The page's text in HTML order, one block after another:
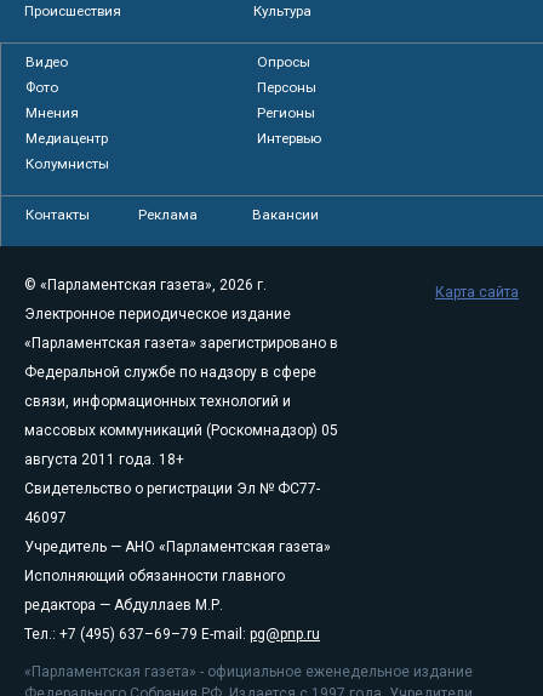
Происшествия
Культура
Видео
Опросы
Фото
Персоны
Мнения
Регионы
Медиацентр
Интервью
Колумнисты
Контакты Реклама Вакансии
© «Парламентская газета», 2026 г.
Электронное периодическое издание
«Парламентская газета» зарегистрировано в
Федеральной службе по надзору в сфере
связи, информационных технологий и
массовых коммуникаций (Роскомнадзор) 05
августа 2011 года. 18+
Свидетельство о регистрации Эл № ФС77-
46097
Учредитель — АНО «Парламентская газета»
Исполняющий обязанности главного
редактора — Абдуллаев М.Р.
Тел.: +7 (495) 637–69–79 E-mail: pg@pnp.ru
«Парламентская газета» - официальное еженедельное издание
Карта сайта